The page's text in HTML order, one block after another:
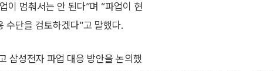
이 멈춰서는 안 된다”며 “파업이 현
수단을 검토하겠다”고 말했다.
삼성전자 파업 대응 방안을 논의했